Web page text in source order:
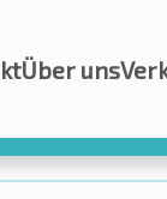
Über uns